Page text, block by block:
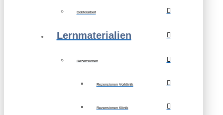
Doktorarbeit
Lernmaterialien
Rezensionen
Rezensionen Vorklinik
Rezensionen Klinik